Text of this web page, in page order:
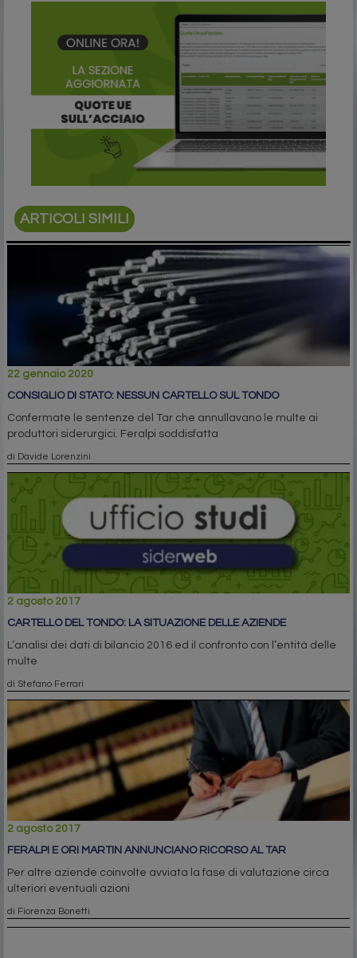
ARTICOLI SIMILI
22 gennaio 2020
CONSIGLIO DI STATO: NESSUN CARTELLO SUL TONDO
Confermate le sentenze del Tar che annullavano le multe ai
produttori siderurgici. Feralpi soddisfatta
di Davide Lorenzini
2 agosto 2017
CARTELLO DEL TONDO: LA SITUAZIONE DELLE AZIENDE
L’analisi dei dati di bilancio 2016 ed il confronto con l’entità delle
multe
di Stefano Ferrari
2 agosto 2017
FERALPI E ORI MARTIN ANNUNCIANO RICORSO AL TAR
Per altre aziende coinvolte avviata la fase di valutazione circa
ulteriori eventuali azioni
di Fiorenza Bonetti